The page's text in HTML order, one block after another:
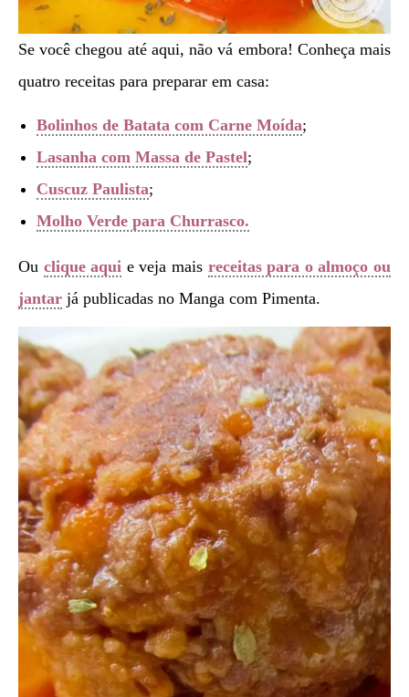
Se você chegou até aqui, não vá embora! Conheça mais
quatro receitas para preparar em casa:
Bolinhos de Batata com Carne Moída;
Lasanha com Massa de Pastel;
Cuscuz Paulista;
Molho Verde para Churrasco.
Ou clique aqui e veja mais receitas para o almoço ou
jantar já publicadas no Manga com Pimenta.